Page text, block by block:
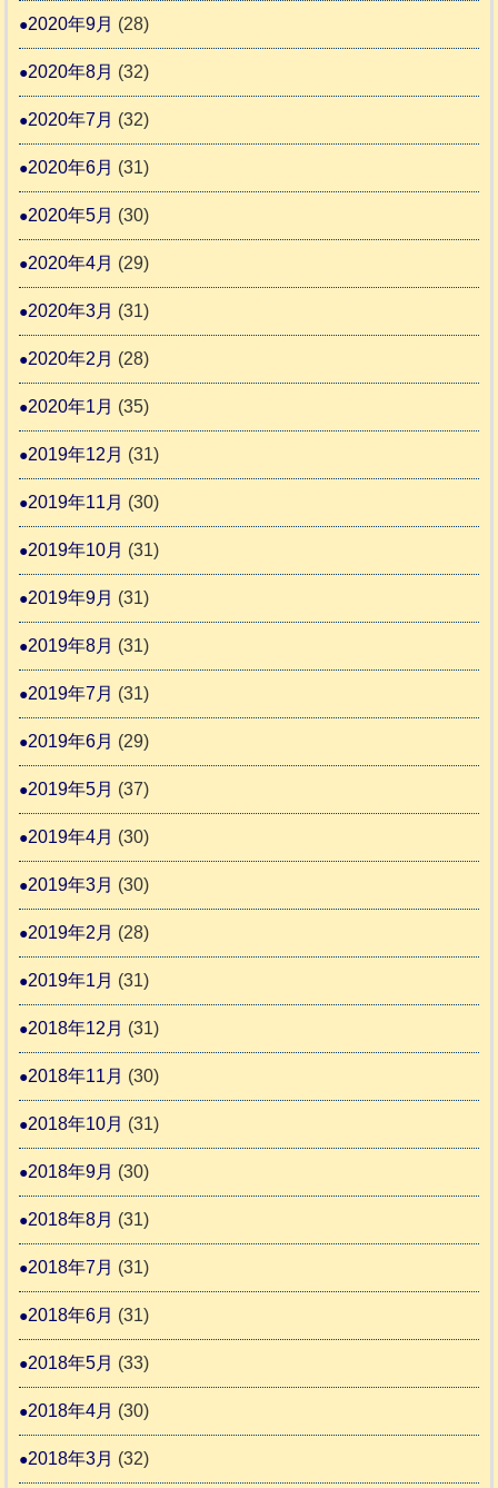
2020年9月 (28)
2020年8月 (32)
2020年7月 (32)
2020年6月 (31)
2020年5月 (30)
2020年4月 (29)
2020年3月 (31)
2020年2月 (28)
2020年1月 (35)
2019年12月 (31)
2019年11月 (30)
2019年10月 (31)
2019年9月 (31)
2019年8月 (31)
2019年7月 (31)
2019年6月 (29)
2019年5月 (37)
2019年4月 (30)
2019年3月 (30)
2019年2月 (28)
2019年1月 (31)
2018年12月 (31)
2018年11月 (30)
2018年10月 (31)
2018年9月 (30)
2018年8月 (31)
2018年7月 (31)
2018年6月 (31)
2018年5月 (33)
2018年4月 (30)
2018年3月 (32)